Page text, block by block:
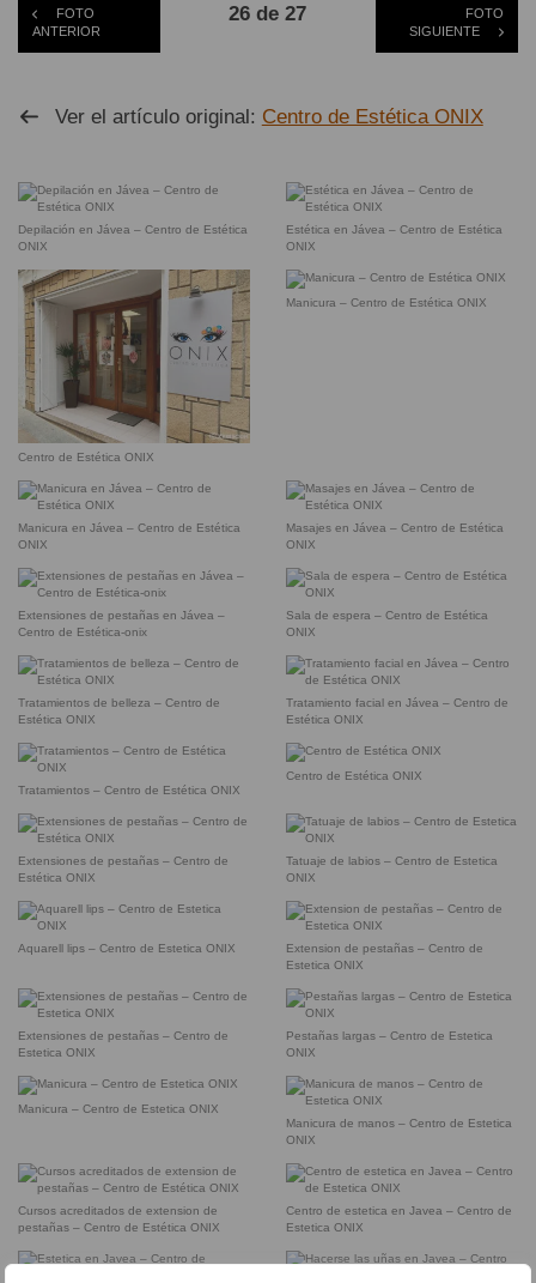
FOTO
ANTERIOR
26 de 27
FOTO
SIGUIENTE
Ver el artículo original: Centro de Estética ONIX
Depilación en Jávea – Centro de Estética
ONIX
Estética en Jávea – Centro de Estética
ONIX
Centro de Estética ONIX
Manicura – Centro de Estética ONIX
Manicura en Jávea – Centro de Estética
ONIX
Masajes en Jávea – Centro de Estética
ONIX
Extensiones de pestañas en Jávea –
Centro de Estética-onix
Sala de espera – Centro de Estética
ONIX
Tratamientos de belleza – Centro de
Estética ONIX
Tratamiento facial en Jávea – Centro de
Estética ONIX
Tratamientos – Centro de Estética ONIX
Centro de Estética ONIX
Extensiones de pestañas – Centro de
Estética ONIX
Tatuaje de labios – Centro de Estetica
ONIX
Aquarell lips – Centro de Estetica ONIX
Extension de pestañas – Centro de
Estetica ONIX
Extensiones de pestañas – Centro de
Estetica ONIX
Pestañas largas – Centro de Estetica
ONIX
Manicura – Centro de Estetica ONIX
Manicura de manos – Centro de Estetica
ONIX
Cursos acreditados de extension de
pestañas – Centro de Estética ONIX
Centro de estetica en Javea – Centro de
Estetica ONIX